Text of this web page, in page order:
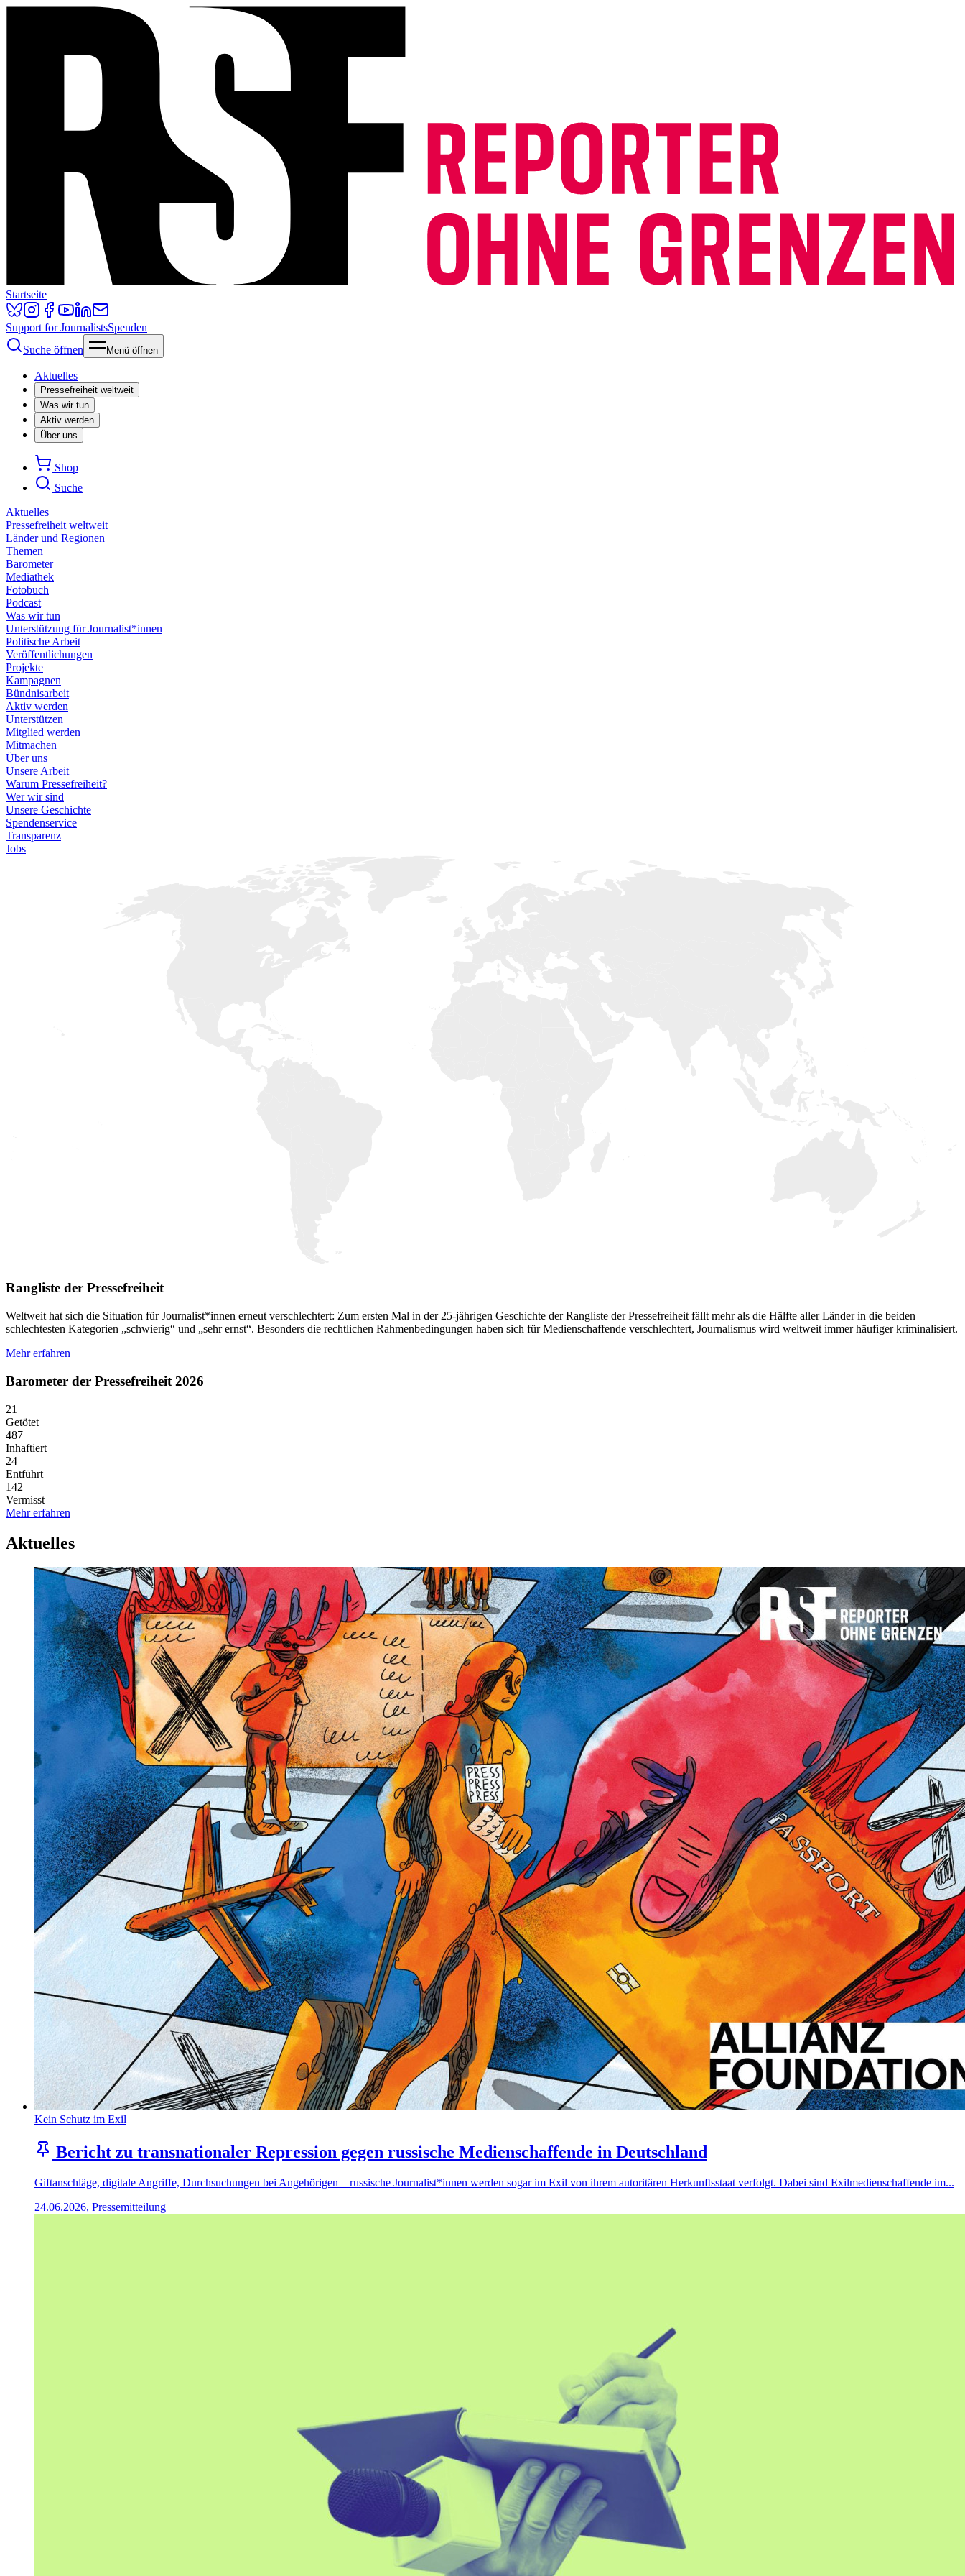
Startseite
Support for JournalistsSpenden
Suche öffnen
Menü öffnen
Aktuelles
Pressefreiheit weltweit
Was wir tun
Aktiv werden
Über uns
Shop
Suche
Aktuelles
Pressefreiheit weltweit
Länder und Regionen
Themen
Barometer
Mediathek
Fotobuch
Podcast
Was wir tun
Unterstützung für Journalist*innen
Politische Arbeit
Veröffentlichungen
Projekte
Kampagnen
Bündnisarbeit
Aktiv werden
Unterstützen
Mitglied werden
Mitmachen
Über uns
Unsere Arbeit
Warum Pressefreiheit?
Wer wir sind
Unsere Geschichte
Spendenservice
Transparenz
Jobs
Rangliste der Pressefreiheit
Weltweit hat sich die Situation für Journalist*innen erneut verschlechtert: Zum ersten Mal in der 25-jährigen Geschichte der Rangliste der Pressefreiheit fällt mehr als die Hälfte aller Länder in die beiden
schlechtesten Kategorien „schwierig“ und „sehr ernst“. Besonders die rechtlichen Rahmenbedingungen haben sich für Medienschaffende verschlechtert, Journalismus wird weltweit immer häufiger kriminalisiert.
Mehr erfahren
Barometer der Pressefreiheit 2026
21
Getötet
487
Inhaftiert
24
Entführt
142
Vermisst
Mehr erfahren
Aktuelles
Kein Schutz im Exil
Bericht zu transnationaler Repression gegen russische Medienschaffende in Deutschland
Giftanschläge, digitale Angriffe, Durchsuchungen bei Angehörigen – russische Journalist*innen werden sogar im Exil von ihrem autoritären Herkunftsstaat verfolgt. Dabei sind Exilmedienschaffende im...
24.06.2026, Pressemitteilung